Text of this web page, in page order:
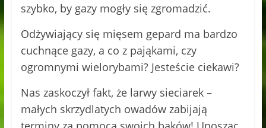
szybko, by gazy mogły się zgromadzić.
Odżywiający się mięsem gepard ma bardzo
cuchnące gazy, a co z pająkami, czy
ogromnymi wielorybami? Jesteście ciekawi?
Nas zaskoczył fakt, że larwy sieciarek –
małych skrzydlatych owadów zabijają